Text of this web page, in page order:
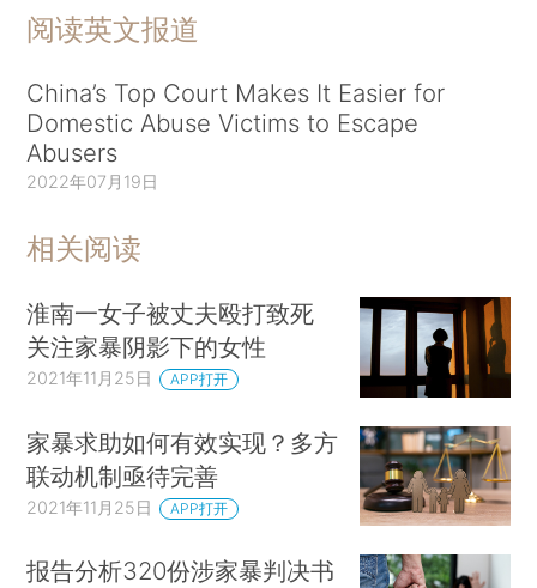
阅读英文报道
China’s Top Court Makes It Easier for
Domestic Abuse Victims to Escape
Abusers
2022年07月19日
相关阅读
淮南一女子被丈夫殴打致死
关注家暴阴影下的女性
2021年11月25日 APP打开
家暴求助如何有效实现？多方
联动机制亟待完善
2021年11月25日 APP打开
报告分析320份涉家暴判决书